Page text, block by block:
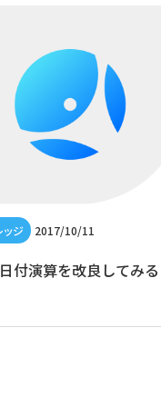
2017/10/11
付演算を改良してみる